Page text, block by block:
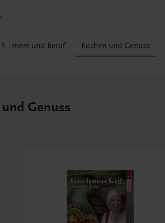
Karriere und Beruf Kochen und Genuss
Genuss